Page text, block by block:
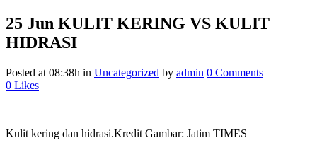
25 Jun KULIT KERING VS KULIT
HIDRASI
Posted at 08:38h in Uncategorized by admin 0 Comments
0 Likes
Kulit kering dan hidrasi.Kredit Gambar: Jatim TIMES